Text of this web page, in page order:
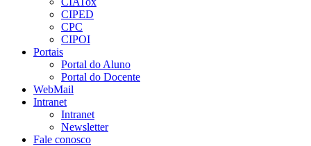
CIPED
CPC
CIPOI
Portais
Portal do Aluno
Portal do Docente
WebMail
Intranet
Intranet
Newsletter
Fale conosco